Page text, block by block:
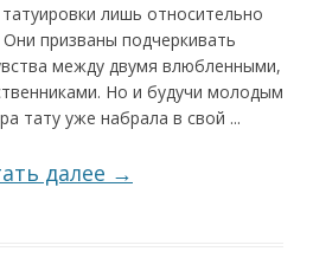
лишь относительно
призваны подчеркивать
между двумя влюбленными,
Но и будучи молодым
тату уже набрала в свой ...
далее →